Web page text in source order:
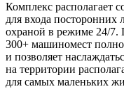
Комплекс располагает
для входа посторонних
охраной в режиме 24/7.
300+ машиномест
и позволяет
на территории
для самых маленьких